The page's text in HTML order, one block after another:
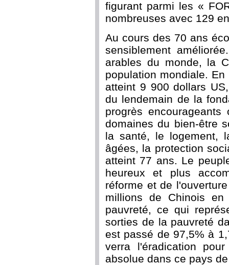
figurant parmi les «
nombreuses avec 129
Au cours des 70 ans
sensiblement
arables du monde, la
population mondiale.
atteint 9 900 dollars
du lendemain de la
progrès
domaines du bien-être
la santé, le logement,
âgées, la protection
atteint 77 ans. Le
heureux et plus
réforme et de
millions de Chinois
pauvreté, ce qui
sorties de la pauvreté
est passé de 97,5% à
verra l'éradication
absolue dans ce pays